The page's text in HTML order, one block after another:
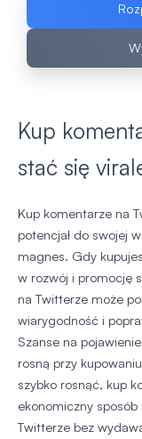
Kup
stać się
Kup komentarze na
potencjał do swojej
magnes. Gdy
w rozwój i promocję
na Twitterze może
wiarygodność i
Szanse na
rosną przy
szybko rosnąć, kup
ekonomiczny
Twitterze bez